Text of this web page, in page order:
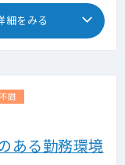
細をみる
問
ある勤務環境